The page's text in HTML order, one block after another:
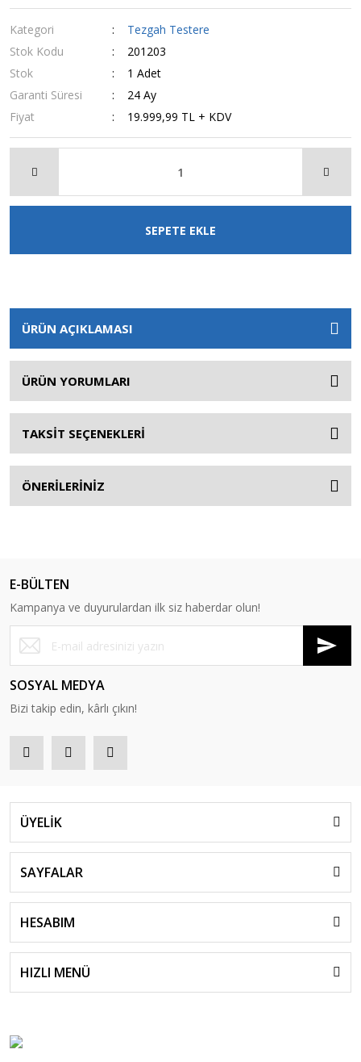
Kategori
Tezgah Testere
Stok Kodu
201203
Stok
1 Adet
Garanti Süresi
24 Ay
Fiyat
19.999,99 TL + KDV
SEPETE EKLE
ÜRÜN AÇIKLAMASI
ÜRÜN YORUMLARI
TAKSİT SEÇENEKLERİ
ÖNERİLERİNİZ
E-BÜLTEN
Kampanya ve duyurulardan ilk siz haberdar olun!
SOSYAL MEDYA
Bizi takip edin, kârlı çıkın!
ÜYELİK
SAYFALAR
HESABIM
HIZLI MENÜ